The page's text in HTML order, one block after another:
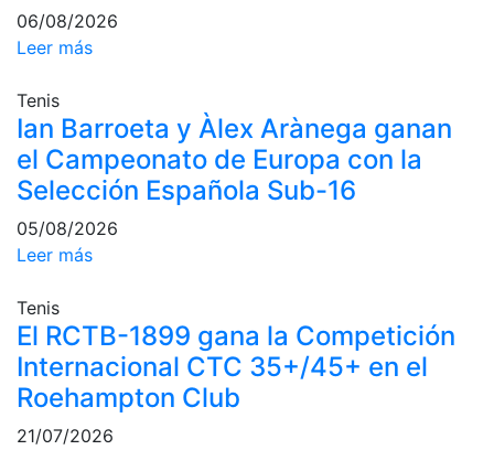
Palmarés
equipos
Jugadores
profesionales
Competiciones
Campeonato
Social de Tenis
Cuadro de
Honor
Histórico del
Campeonato
Social
06/08/2026
Leer más
Tenis
Ian Barroeta y Àlex Arànega ganan
el Campeonato de Europa con la
Selección Española Sub-16
05/08/2026
Leer más
Tenis
El RCTB-1899 gana la Competición
Internacional CTC 35+/45+ en el
Roehampton Club
21/07/2026